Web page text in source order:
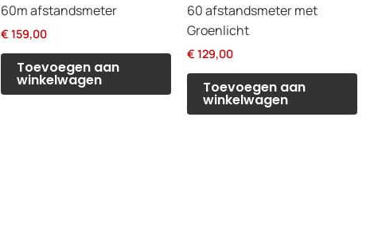
60m afstandsmeter
€ 159,00
Toevoegen aan
winkelwagen
60 afstandsmeter met
Groenlicht
€ 129,00
Toevoegen aan
winkelwagen